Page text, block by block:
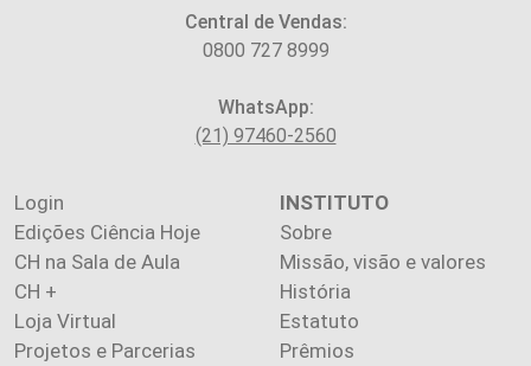
Central de Vendas:
0800 727 8999
WhatsApp:
(21) 97460-2560
Login
Edições Ciência Hoje
CH na Sala de Aula
CH +
Loja Virtual
Projetos e Parcerias
INSTITUTO
Sobre
Missão, visão e valores
História
Estatuto
Prêmios